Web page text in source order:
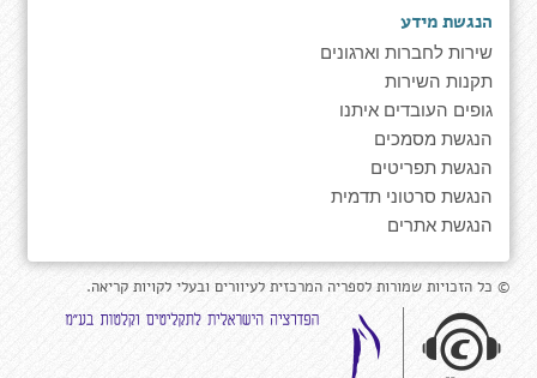
הנגשת מידע
שירות לחברות וארגונים
תקנות השירות
גופים העובדים איתנו
הנגשת מסמכים
הנגשת תפריטים
הנגשת סרטוני תדמית
הנגשת אתרים
© כל הזכויות שמורות לספריה המרכזית לעיוורים ובעלי לקויות קריאה.